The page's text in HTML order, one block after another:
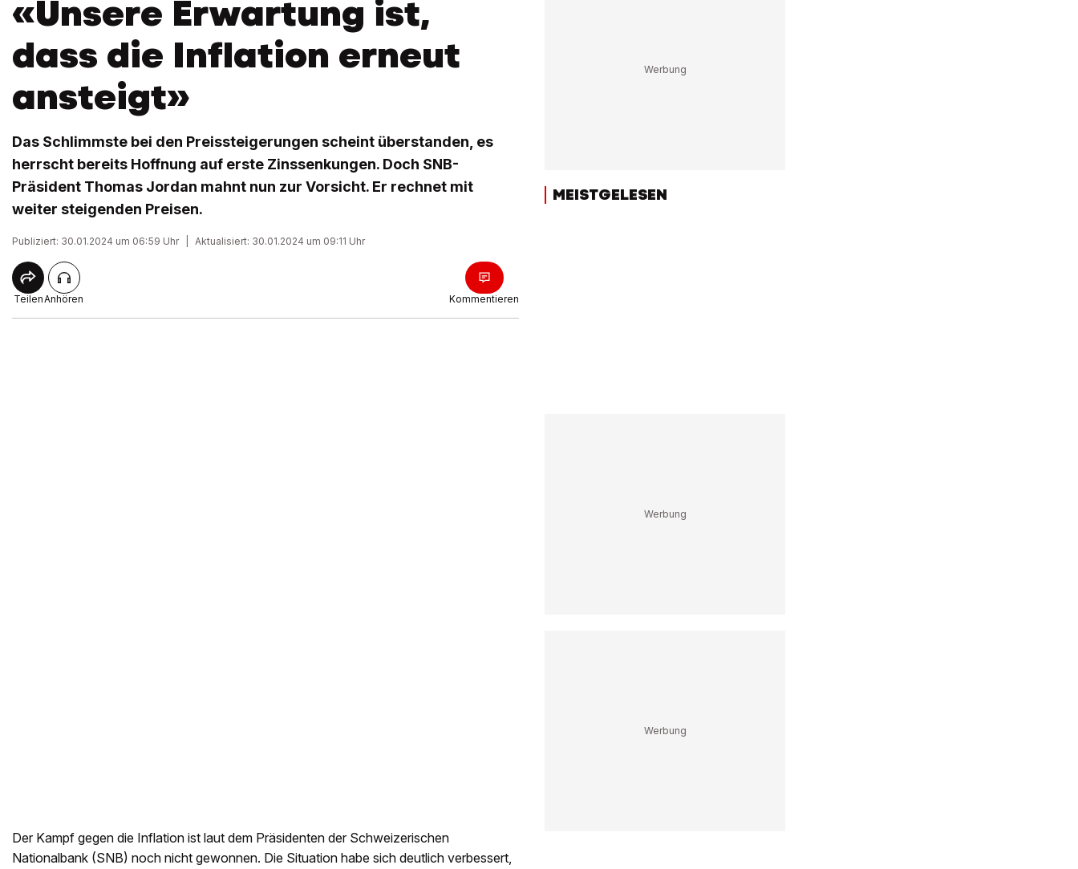
«Unsere Erwartung ist,
dass die Inflation erneut
ansteigt»
Das Schlimmste bei den Preissteigerungen scheint überstanden, es
herrscht bereits Hoffnung auf erste Zinssenkungen. Doch SNB-
Präsident Thomas Jordan mahnt nun zur Vorsicht. Er rechnet mit
weiter steigenden Preisen.
Publiziert: 30.01.2024 um 06:59 Uhr Aktualisiert: 30.01.2024 um 09:11 Uhr
TeilenAnhören Kommentieren
Der Kampf gegen die Inflation ist laut dem Präsidenten der Schweizerischen
Nationalbank (SNB) noch nicht gewonnen. Die Situation habe sich deutlich verbessert,
MEISTGELESEN